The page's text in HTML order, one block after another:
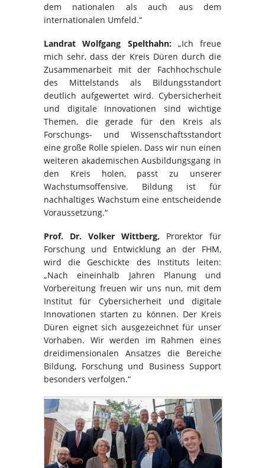
dem nationalen als auch aus dem
internationalen Umfeld.“
Landrat Wolfgang Spelthahn:„Ich freue
mich sehr, dass der Kreis Düren durch die
Zusammenarbeit mit der Fachhochschule
des Mittelstands als Bildungsstandort
deutlich aufgewertet wird. Cybersicherheit
und digitale Innovationen sind wichtige
Themen, die gerade für den Kreis als
Forschungs- und Wissenschaftsstandort
eine große Rolle spielen. Dass wir nun einen
weiteren akademischen Ausbildungsgang in
den Kreis holen, passt zu unserer
Wachstumsoffensive. Bildung ist für
nachhaltiges Wachstum eine entscheidende
Voraussetzung.“
Prof. Dr. Volker Wittberg, Prorektor für
Forschung und Entwicklung an der FHM,
wird die Geschickte des Instituts leiten:
„Nach eineinhalb Jahren Planung und
Vorbereitung freuen wir uns nun, mit dem
Institut für Cybersicherheit und digitale
Innovationen starten zu können. Der Kreis
Düren eignet sich ausgezeichnet für unser
Vorhaben. Wir werden im Rahmen eines
dreidimensionalen Ansatzes die Bereiche
Bildung, Forschung und Business Support
besonders verfolgen.“